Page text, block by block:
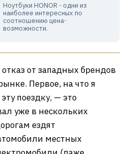
Ноутбуки HONOR - одни из
наиболее интересных по
соотношению цена-
возможности.
от западных брендов
Первое, на что я
поездку, — это
уже в нескольких
ездят
местных